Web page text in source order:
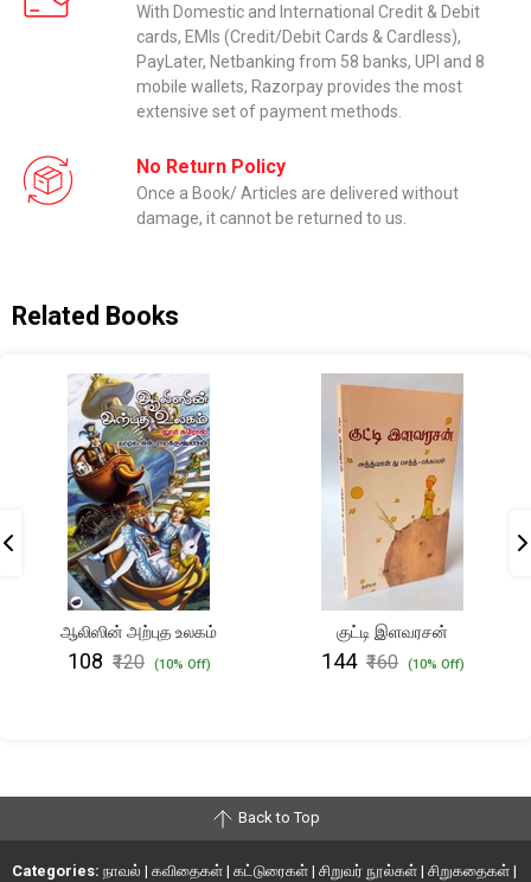
With Domestic and International Credit & Debit
cards, EMIs (Credit/Debit Cards & Cardless),
PayLater, Netbanking from 58 banks, UPI and 8
mobile wallets, Razorpay provides the most
extensive set of payment methods.
No Return Policy
Once a Book/ Articles are delivered without
damage, it cannot be returned to us.
Related Books
ஆலிஸின் அற்புத உலகம்
₹108 ₹120 (10% Off)
குட்டி இளவரசன்
₹144 ₹160 (10% Off)
Back to Top
Categories: நாவல் | கவிதைகள் | கட்டுரைகள் | சிறுவர் நூல்கள் | சிறுகதைகள் |